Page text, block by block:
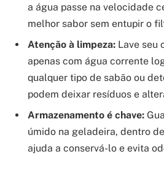
a água passe na velocidade
melhor sabor sem entupir o
Atenção à limpeza: Lave seu
apenas com água corrente
qualquer tipo de sabão ou
podem deixar resíduos e
Armazenamento é chave:
úmido na geladeira, dentro
ajuda a conservá-lo e evita